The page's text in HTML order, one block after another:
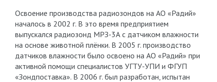
Освоение производства радиозондов на АО «Радий»
началось в 2002 г. В это время предприятием
выпускался радиозонд МРЗ-3А с датчиком влажности
на основе животной плёнки. В 2005 г. производство
датчиков влажности было освоено на АО «Радий» при
активной помощи специалистов УГТУ-УПИ и ФГУП
«Зондпоставка». В 2006 г. был разработан, испытан